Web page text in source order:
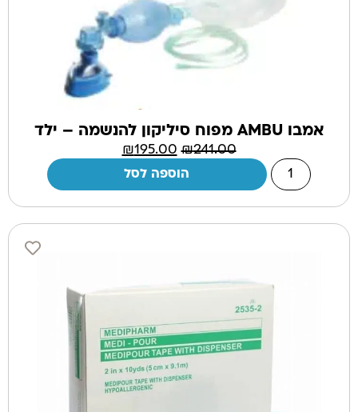
אמבו AMBU מפוח סיליקון להנשמה – ילד
₪241.00
₪195.00
הוספה לסל